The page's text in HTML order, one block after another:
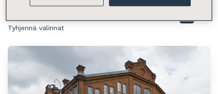
Tyhjennä valinnat